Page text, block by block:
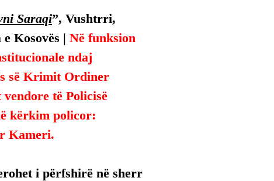
Saraqi”, Vushtrri,
Kosovës | Në funksion
ndaj
së Krimit Ordiner
të Policisë
kërkim policor:
Kameri.
i përfshirë në sherr